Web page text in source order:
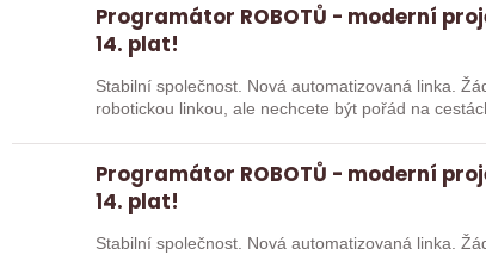
Programátor ROBOTŮ - moderní
14. plat!
Stabilní společnost. Nová automatizovaná linka. Žádné cestování.
robotickou linkou, ale nechcete být pořád na cestách? Hledáme zkušené robotiky i
Programátor ROBOTŮ - moderní
14. plat!
Stabilní společnost. Nová automatizovaná linka. Žádné cestování.